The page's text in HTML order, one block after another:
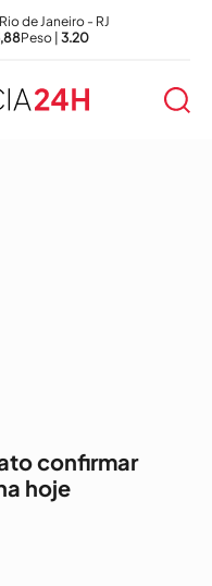
de Janeiro - RJ
Peso | 3.20
confirmar
hoje